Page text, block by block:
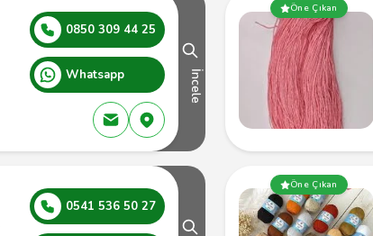
0850 309 44 25
Whatsapp İncele
Öne Çıkan
0541 536 50 27
Öne Çıkan